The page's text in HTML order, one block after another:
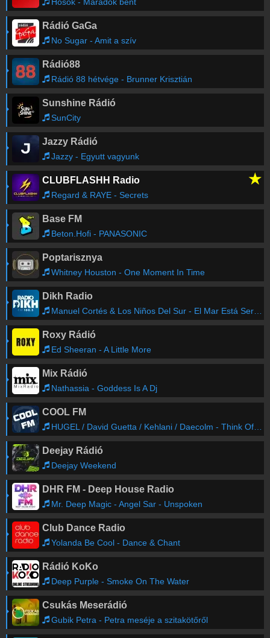
Rádió GaGa
No Sugar - Amit a szív
Rádió88
Rádió 88 hétvége - Brunner Krisztián
Sunshine Rádió
SunCity
Jazzy Rádió
Jazzy - Egyutt vagyunk
CLUBFLASHH Radio ★
Regard & RAYE - Secrets
Base FM
Beton.Hofi - PANASONIC
Poptarisznya
Whitney Houston - One Moment In Time
Dikh Radio
Manuel Cortés & Los Niños Del Sur - El Mar Está Serio (Remix)
Roxy Rádió
Ed Sheeran - A Little More
Mix Rádió
Nathassia - Goddess Is A Dj
COOL FM
HUGEL / David Guetta / Kehlani / Daecolm - Think Of Me
Deejay Rádió
Deejay Weekend
DHR FM - Deep House Radio
Mr. Deep Magic - Angel Sar - Unspoken
Club Dance Radio
Yolanda Be Cool - Dance & Chant
Rádió KoKo
Deep Purple - Smoke On The Water
Csukás Meserádió
Gubik Petra - Petra meséje a szitakötőről